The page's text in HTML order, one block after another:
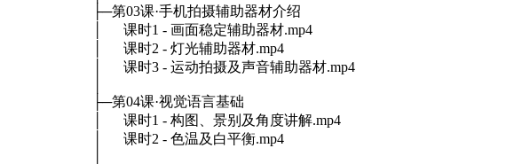
├─第03课·手机拍摄辅助器材介绍
│ 课时1 - 画面稳定辅助器材.mp4
│ 课时2 - 灯光辅助器材.mp4
│ 课时3 - 运动拍摄及声音辅助器材.mp4
├─第04课·视觉语言基础
│ 课时1 - 构图、景别及角度讲解.mp4
│ 课时2 - 色温及白平衡.mp4